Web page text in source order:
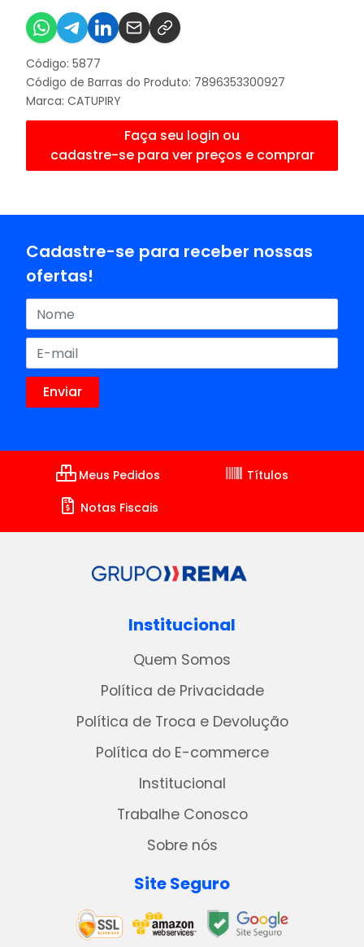
Código: 5877
Código de Barras do Produto: 7896353300927
Marca: CATUPIRY
Faça seu login ou
cadastre-se para ver preços e comprar
Cadastre-se para receber nossas
ofertas!
Meus Pedidos
Títulos
Notas Fiscais
Institucional
Quem Somos
Política de Privacidade
Política de Troca e Devolução
Política do E-commerce
Institucional
Trabalhe Conosco
Sobre nós
Site Seguro